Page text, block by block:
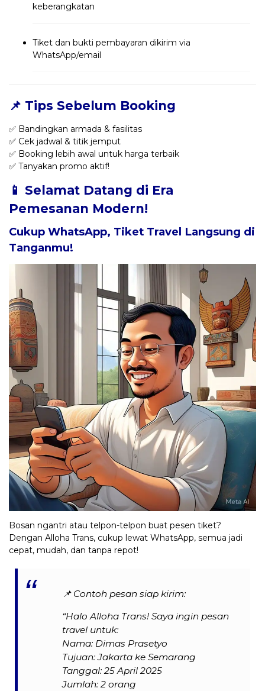
keberangkatan
Tiket dan bukti pembayaran dikirim via
WhatsApp/email
📌 Tips Sebelum Booking
✅ Bandingkan armada & fasilitas
✅ Cek jadwal & titik jemput
✅ Booking lebih awal untuk harga terbaik
✅ Tanyakan promo aktif!
📱 Selamat Datang di Era
Pemesanan Modern!
Cukup WhatsApp, Tiket Travel Langsung di
Tanganmu!
Bosan ngantri atau telpon-telpon buat pesen tiket?
Dengan Alloha Trans, cukup lewat WhatsApp, semua jadi
cepat, mudah, dan tanpa repot!
📌 Contoh pesan siap kirim:
“Halo Alloha Trans! Saya ingin pesan
travel untuk:
Nama: Dimas Prasetyo
Tujuan: Jakarta ke Semarang
Tanggal: 25 April 2025
Jumlah: 2 orang